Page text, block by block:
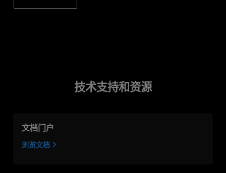
技术支持和资源
文档门户
浏览文档